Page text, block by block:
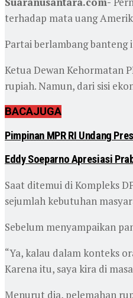
terhadap mata uang
Partai berlambang banteng
Ketua Dewan Kehormatan
rupiah. Namun, dari sisi
BACAJUGA
Pimpinan MPR RI Undang
Eddy Soeparno Apresiasi
Saat ditemui di Kompleks
sejumlah kebutuhan
Sebelum menyampaikan
“Ya, kalau dalam konteks
Karena itu, saya kira di
Menurut dia, pelemahan